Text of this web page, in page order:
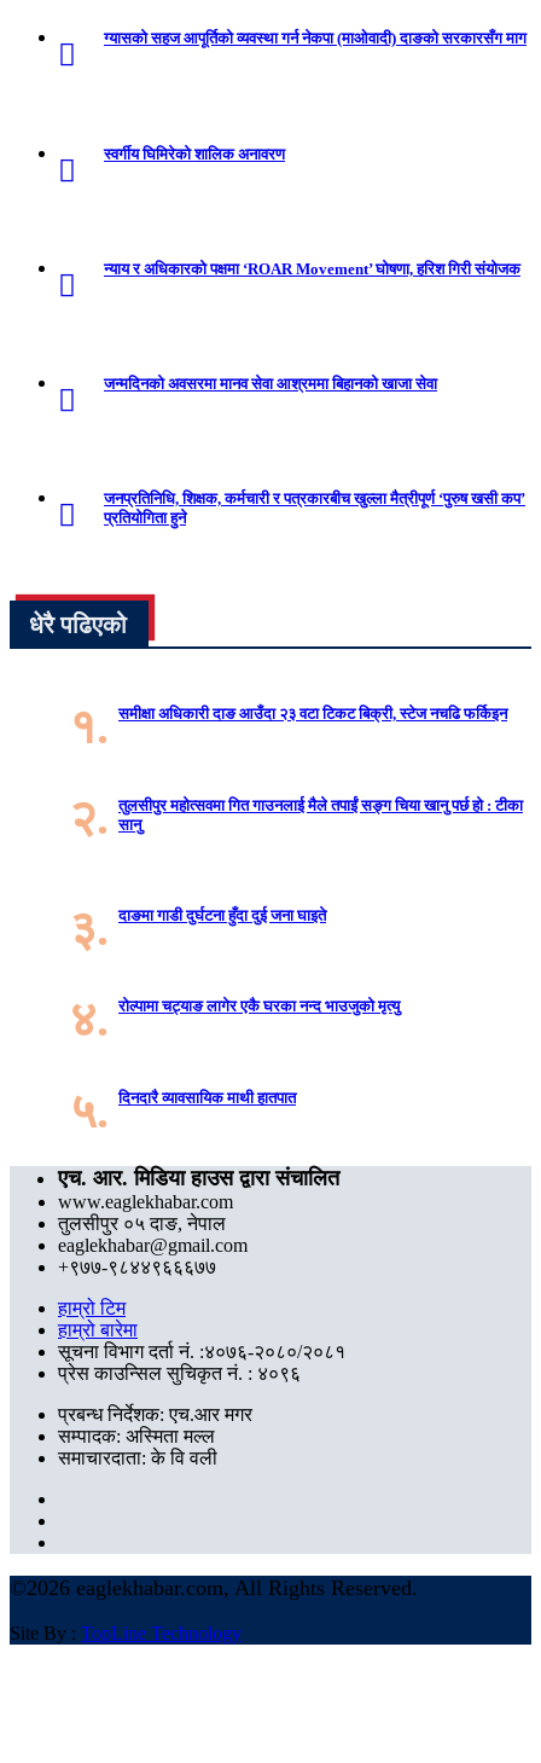
ग्यासको सहज आपूर्तिको व्यवस्था गर्न नेकपा (माओवादी) दाङको सरकारसँग माग
स्वर्गीय घिमिरेको शालिक अनावरण
न्याय र अधिकारको पक्षमा ‘ROAR Movement’ घोषणा, हरिश गिरी संयोजक
जन्मदिनको अवसरमा मानव सेवा आश्रममा बिहानको खाजा सेवा
जनप्रतिनिधि, शिक्षक, कर्मचारी र पत्रकारबीच खुल्ला मैत्रीपूर्ण ‘पुरुष खसी कप’
प्रतियोगिता हुने
धेरै पढिएको
१. समीक्षा अधिकारी दाङ आउँदा २३ वटा टिकट बिक्री, स्टेज नचढि फर्किइन
२.
तुलसीपुर महोत्सवमा गित गाउनलाई मैले तपाईं सङ्ग चिया खानु पर्छ हो : टीका
सानु
३. दाङमा गाडी दुर्घटना हुँदा दुई जना घाइते
४. रोल्पामा चट्याङ लागेर एकै घरका नन्द भाउजुको मृत्यु
५. दिनदारै व्यावसायिक माथी हातपात
एच. आर. मिडिया हाउस द्वारा संचालित
www.eaglekhabar.com
तुलसीपुर ०५ दाङ, नेपाल
eaglekhabar@gmail.com
+९७७-९८४४९६६६७७
हाम्रो टिम
हाम्रो बारेमा
सूचना विभाग दर्ता नं. :४०७६-२०८०/२०८१
प्रेस काउन्सिल सुचिकृत नं. : ४०९६
प्रबन्ध निर्देशक: एच.आर मगर
सम्पादक: अस्मिता मल्ल
समाचारदाता: के वि वली
©2026 eaglekhabar.com, All Rights Reserved.
Site By : TopLine Technology